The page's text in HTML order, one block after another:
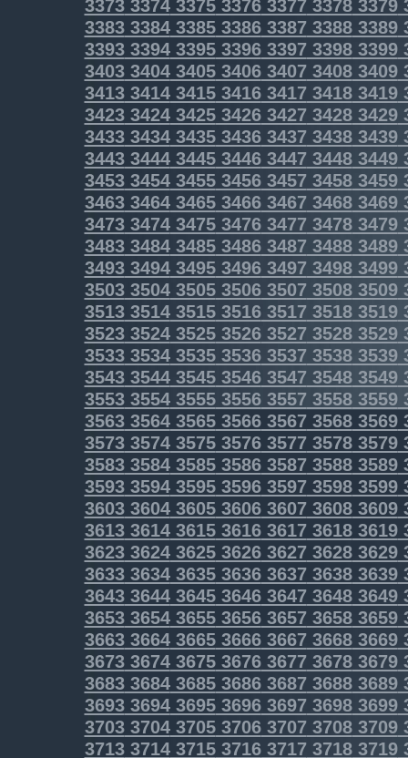
3373337433753376337733783379
3383338433853386338733883389
3393339433953396339733983399
3403340434053406340734083409
3413341434153416341734183419
3423342434253426342734283429
3433343434353436343734383439
34433444344534463447 34483449
34533454345534563457 34583459
3463346434653466346734683469
34733474347534763477 34783479
34833484348534863487 34883489
34933494349534963497 34983499
35033504350535063507 35083509
35133514351535163517 35183519
35233524352535263527 35283529
35333534353535363537 35383539
35433544354535463547 35483549
35533554355535563557 35583559
3563356435653566356735683569
3573357435753576357735783579
3583358435853586358735883589
3593359435953596359735983599
3603360436053606360736083609
3613361436153616361736183619
3623362436253626362736283629
3633363436353636363736383639
3643364436453646364736483649
3653365436553656365736583659
3663366436653666366736683669
3673367436753676367736783679
3683368436853686368736883689
3693369436953696369736983699
3703370437053706370737083709
3713371437153716371737183719